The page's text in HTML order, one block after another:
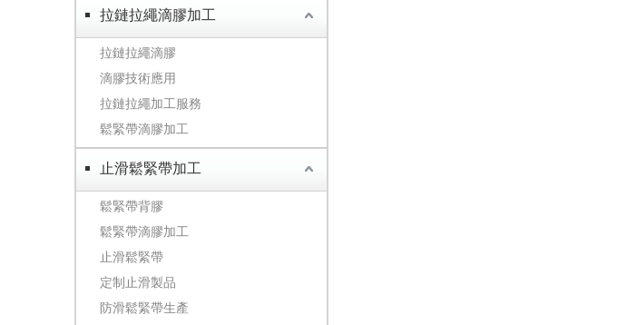
拉鏈拉繩滴膠加工
拉鏈拉繩滴膠
滴膠技術應用
拉鏈拉繩加工服務
鬆緊帶滴膠加工
止滑鬆緊帶加工
鬆緊帶背膠
鬆緊帶滴膠加工
止滑鬆緊帶
定制止滑製品
防滑鬆緊帶生產